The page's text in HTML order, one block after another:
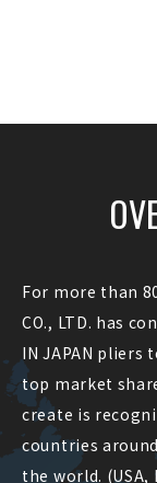
For more than
CO., LTD. has
IN JAPAN pliers
top market
create is
countries
the world. (USA,